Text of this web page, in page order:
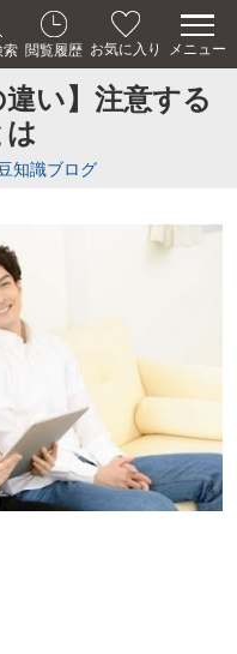
索 閲覧履歴 お気に入り メニュー
違い】注意する
知識ブログ